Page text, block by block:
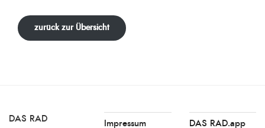
zurück zur Übersicht
DAS RAD
Impressum DAS RAD.app